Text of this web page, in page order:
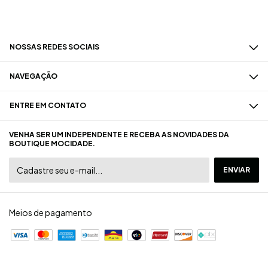
NOSSAS REDES SOCIAIS
NAVEGAÇÃO
ENTRE EM CONTATO
VENHA SER UM INDEPENDENTE E RECEBA AS NOVIDADES DA
BOUTIQUE MOCIDADE.
Meios de pagamento